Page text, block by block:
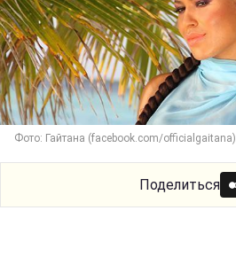
Фото: Гайтана (facebook.com/officialgaitana)
Поделиться